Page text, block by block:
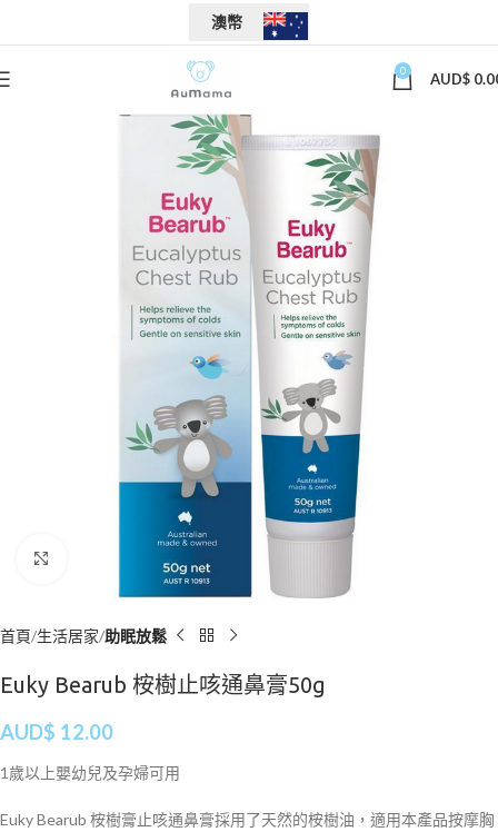
澳幣
0 AUD$
Click to enlarge
首頁 生活居家 助眠放鬆
Euky Bearub 桉樹止咳通鼻膏50g
AUD$ 12.00
1歲以上嬰幼兒及孕婦可用
Euky Bearub 桉樹膏止咳通鼻膏採用了天然的桉樹油，適用本產品按摩胸